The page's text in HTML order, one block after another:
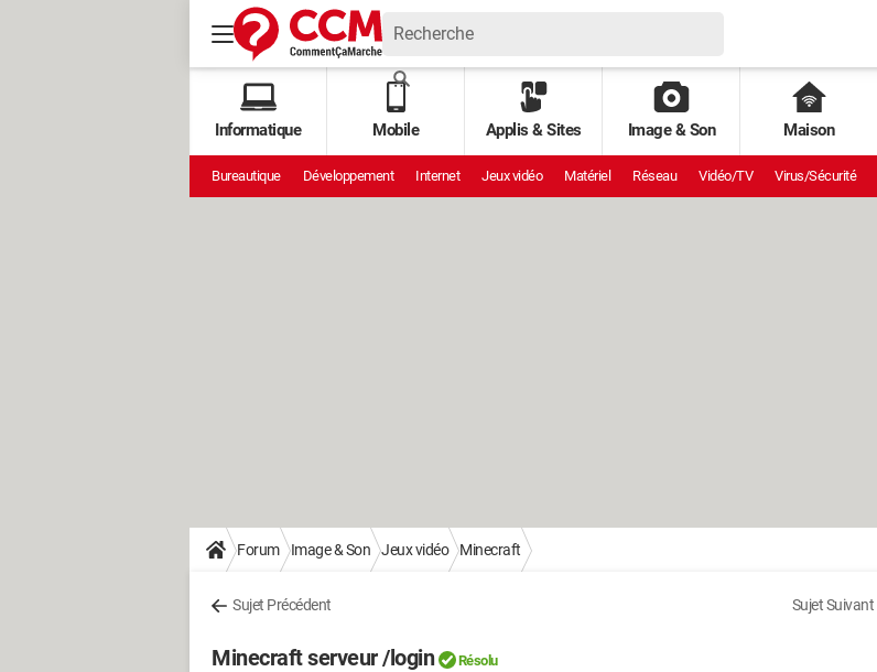
Informatique Mobile Applis & Sites Image & Son Maison
Bureautique Développement Internet Jeux vidéo Matériel Réseau Vidéo/TV Virus/Sécurité
Forum Image & Son Jeux vidéo Minecraft
Sujet Précédent Sujet Suivant
Minecraft serveur /login Résolu